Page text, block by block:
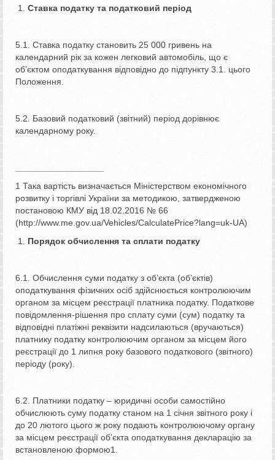
Ставка податку та податковий період
5.1. Ставка податку становить 25 000 гривень на
календарний рік за кожен легковий автомобіль, що є
об’єктом оподаткування відповідно до підпункту 3.1. цього
Положення.
5.2. Базовий податковий (звітний) період дорівнює
календарному року.
1 Така вартість визначається Міністерством економічного
розвитку і торгівлі України за методикою, затвердженою
постановою КМУ від 18.02.2016 № 66
(http://www.me.gov.ua/Vehicles/CalculatePrice?lang=uk-UA)
Порядок обчислення та сплати податку
6.1. Обчислення суми податку з об’єкта (об’єктів)
оподаткування фізичних осіб здійснюється контролюючим
органом за місцем реєстрації платника податку. Податкове
повідомлення-рішення про сплату суми (сум) податку та
відповідні платіжні реквізити надсилаються (вручаються)
платнику податку контролюючим органом за місцем його
реєстрації до 1 липня року базового податкового (звітного)
періоду (року).
6.2. Платники податку – юридичні особи самостійно
обчислюють суму податку станом на 1 січня звітного року і
до 20 лютого цього ж року подають контролюючому органу
за місцем реєстрації об’єкта оподаткування декларацію за
встановленою формою1.